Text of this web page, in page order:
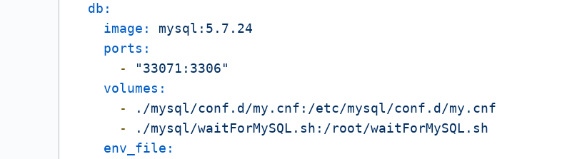
db:
image:
mysql:5.7.24
ports:
-
"33071:3306"
volumes:
-
./mysql/conf.d/my.cnf:/etc/mysql/conf.d/my.cnf
-
./mysql/waitForMySQL.sh:/root/waitForMySQL.sh
env_file: